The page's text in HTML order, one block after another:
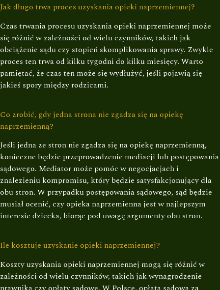
Jak długo trwa proces uzyskania opieki naprzemiennej?
Czas trwania procesu uzyskania opieki naprzemiennej może
się różnić w zależności od wielu czynników, takich jak
obciążenie sądu czy stopień skomplikowania sprawy. Zwykle
proces ten trwa od kilku tygodni do kilku miesięcy. Warto
pamiętać, że czas ten może się wydłużyć, jeśli pojawią się
jakieś spory między rodzicami.
Co zrobić, gdy jedna strona nie zgadza się na opiekę
naprzemienną?
Jeśli jedna ze stron nie zgadza się na opiekę naprzemienną,
konieczne będzie przeprowadzenie mediacji lub postępowania
sądowego. Mediator może pomóc w negocjacjach i
znalezieniu kompromisu, który będzie satysfakcjonujący dla
obu stron. W przypadku postępowania sądowego, sąd będzie
musiał ocenić, czy opieka naprzemienna jest w najlepszym
interesie dziecka, biorąc pod uwagę argumenty obu stron.
Ile kosztuje uzyskanie opieki naprzemiennej?
Koszty uzyskania opieki naprzemiennej mogą się różnić w
zależności od wielu czynników, takich jak wynagrodzenie